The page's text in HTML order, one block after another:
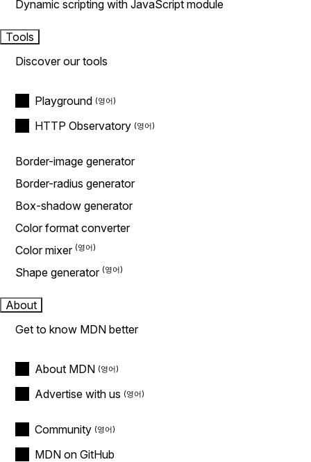
Dynamic scripting with JavaScript module
Tools
Discover our tools
Playground
HTTP Observatory
Border-image generator
Border-radius generator
Box-shadow generator
Color format converter
Color mixer
Shape generator
About
Get to know MDN better
About MDN
Advertise with us
Community
MDN on GitHub